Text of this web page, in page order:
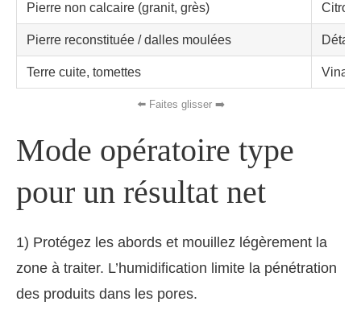
Pierre non calcaire (granit, grès)
Pierre reconstituée / dalles moulées
Terre cuite, tomettes
Mode opératoire type
pour un résultat net
1) Protégez les abords et mouillez légèrement la
zone à traiter. L’humidification limite la pénétration
des produits dans les pores.